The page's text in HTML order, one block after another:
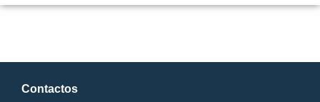
Contactos